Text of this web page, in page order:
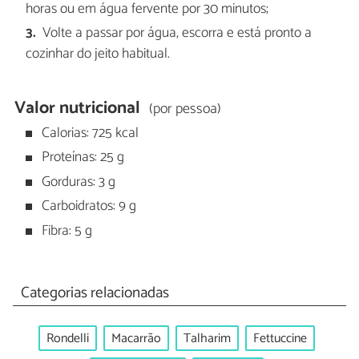
horas ou em água fervente por 30 minutos;
Volte a passar por água, escorra e está pronto a
cozinhar do jeito habitual.
Valor nutricional (por pessoa)
Calorias: 725 kcal
Proteínas: 25 g
Gorduras: 3 g
Carboidratos: 9 g
Fibra: 5 g
Categorias relacionadas
Rondelli Macarrão Talharim
Fettuccine